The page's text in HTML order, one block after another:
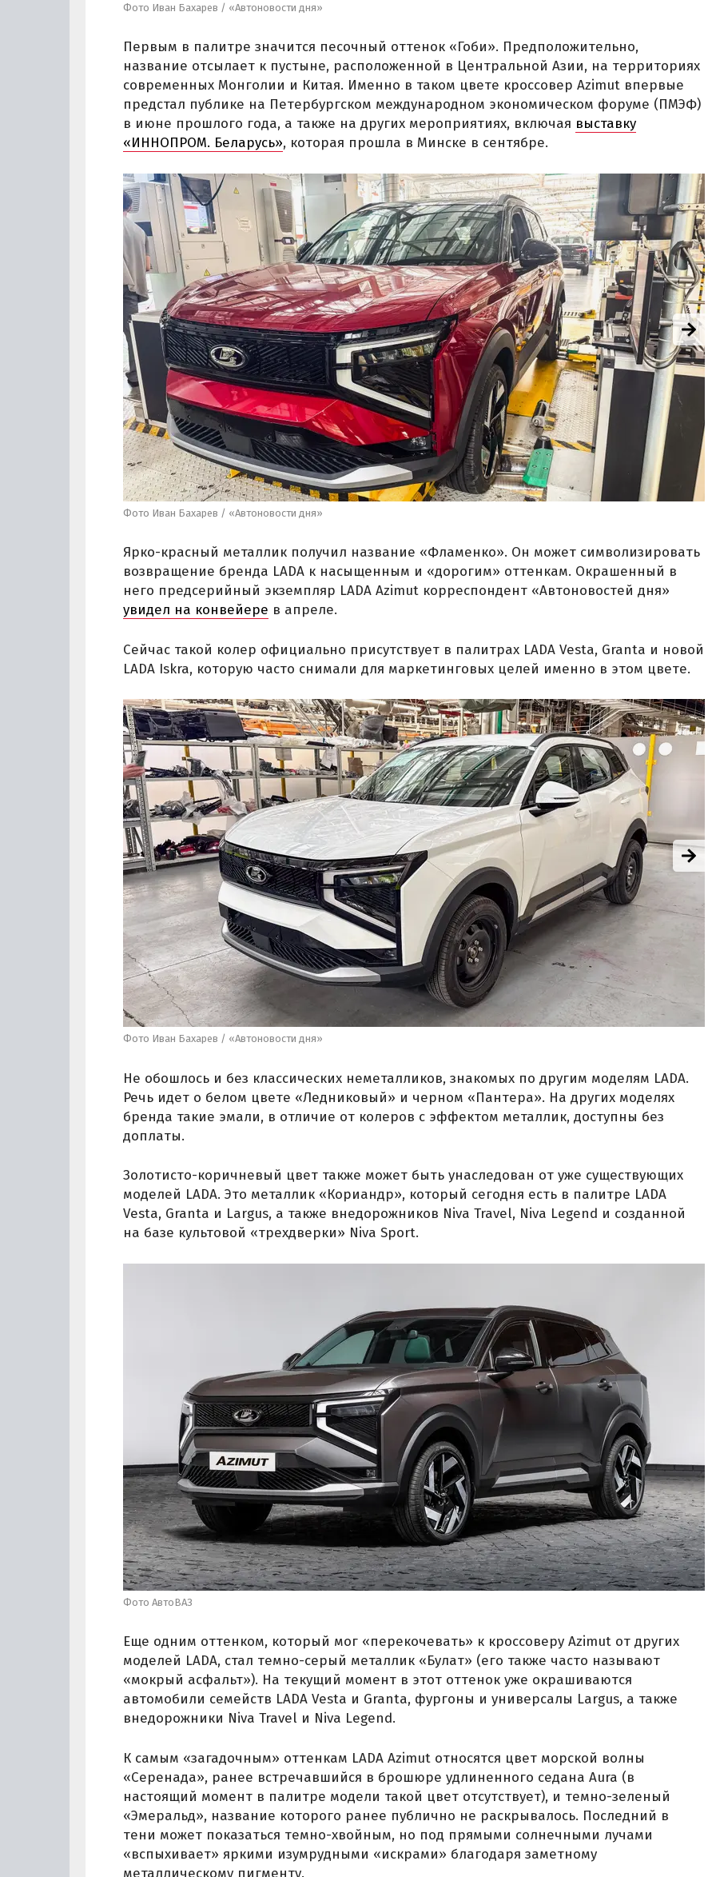
Фото Иван Бахарев / «Автоновости дня»
Первым в палитре значится песочный оттенок «Гоби». Предположительно,
название отсылает к пустыне, расположенной в Центральной Азии, на территориях
современных Монголии и Китая. Именно в таком цвете кроссовер Azimut впервые
предстал публике на Петербургском международном экономическом форуме (ПМЭФ)
в июне прошлого года, а также на других мероприятиях, включая выставку
«ИННОПРОМ. Беларусь», которая прошла в Минске в сентябре.
Фото Иван Бахарев / «Автоновости дня»
Ярко-красный металлик получил название «Фламенко». Он может символизировать
возвращение бренда LADA к насыщенным и «дорогим» оттенкам. Окрашенный в
него предсерийный экземпляр LADA Azimut корреспондент «Автоновостей дня»
увидел на конвейере в апреле.
Сейчас такой колер официально присутствует в палитрах LADA Vesta, Granta и новой
LADA Iskra, которую часто снимали для маркетинговых целей именно в этом цвете.
Фото Иван Бахарев / «Автоновости дня»
Не обошлось и без классических неметалликов, знакомых по другим моделям LADA.
Речь идет о белом цвете «Ледниковый» и черном «Пантера». На других моделях
бренда такие эмали, в отличие от колеров с эффектом металлик, доступны без
доплаты.
Золотисто-коричневый цвет также может быть унаследован от уже существующих
моделей LADA. Это металлик «Кориандр», который сегодня есть в палитре LADA
Vesta, Granta и Largus, а также внедорожников Niva Travel, Niva Legend и созданной
на базе культовой «трехдверки» Niva Sport.
Фото АвтоВАЗ
Еще одним оттенком, который мог «перекочевать» к кроссоверу Azimut от других
моделей LADA, стал темно-серый металлик «Булат» (его также часто называют
«мокрый асфальт»). На текущий момент в этот оттенок уже окрашиваются
автомобили семейств LADA Vesta и Granta, фургоны и универсалы Largus, а также
внедорожники Niva Travel и Niva Legend.
К самым «загадочным» оттенкам LADA Azimut относятся цвет морской волны
«Серенада», ранее встречавшийся в брошюре удлиненного седана Aura (в
настоящий момент в палитре модели такой цвет отсутствует), и темно-зеленый
«Эмеральд», название которого ранее публично не раскрывалось. Последний в
тени может показаться темно-хвойным, но под прямыми солнечными лучами
«вспыхивает» яркими изумрудными «искрами» благодаря заметному
металлическому пигменту.